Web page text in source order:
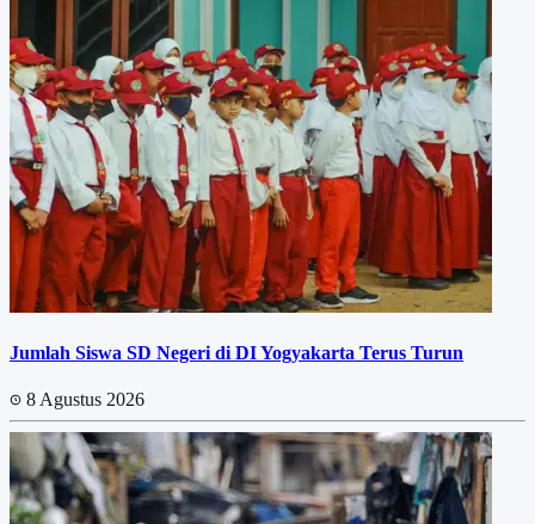
Jumlah Siswa SD Negeri di DI Yogyakarta Terus Turun
8 Agustus 2026